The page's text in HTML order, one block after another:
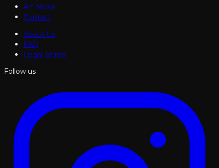
Art News
Contact
About Us
FAQ
Legal Terms
Follow us